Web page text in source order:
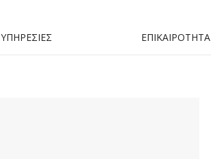
ΥΠΗΡΕΣΙΕΣ ΕΠΙΚΑΙΡΟΤΗΤΑ